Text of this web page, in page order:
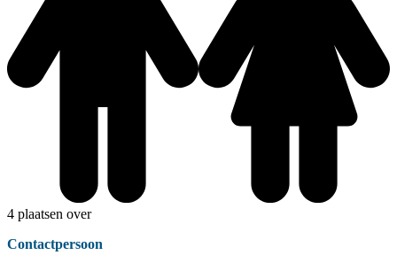
4 plaatsen over
Contactpersoon